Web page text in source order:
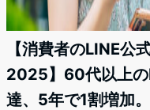
【消費者のLINE公
2025】60代以上の
達、5年で1割増加